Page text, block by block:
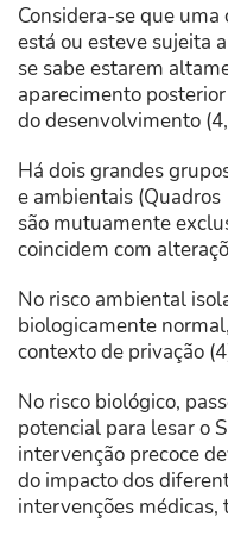
Considera-se que
está ou esteve sujeita
se sabe estarem
aparecimento
do desenvolvimento
Há dois grandes
e ambientais
são mutuamente
coincidem com
No risco ambiental
biologicamente
contexto de privação
No risco biológico,
potencial para lesar o
intervenção precoce
do impacto dos
intervenções médicas,